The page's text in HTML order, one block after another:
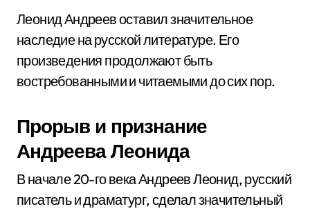
Леонид Андреев оставил значительное
наследие на русской литературе. Его
произведения продолжают быть
востребованными и читаемыми до сих пор.
Прорыв и признание
Андреева Леонида
В начале 20-го века Андреев Леонид, русский
писатель и драматург, сделал значительный